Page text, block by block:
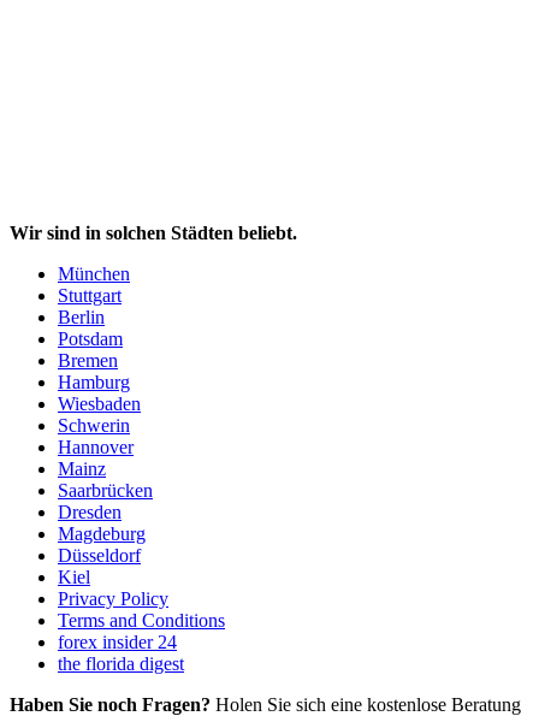
Wir sind in solchen Städten beliebt.
München
Stuttgart
Berlin
Potsdam
Bremen
Hamburg
Wiesbaden
Schwerin
Hannover
Mainz
Saarbrücken
Dresden
Magdeburg
Düsseldorf
Kiel
Privacy Policy
Terms and Conditions
forex insider 24
the florida digest
Haben Sie noch Fragen? Holen Sie sich eine kostenlose Beratung